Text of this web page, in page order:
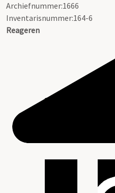
Archiefnummer:1666
Inventarisnummer:164-6
Reageren